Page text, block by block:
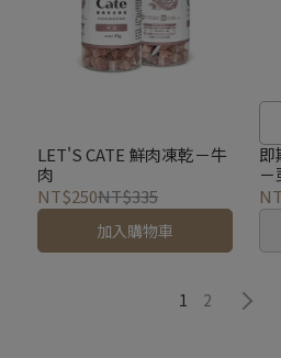
LET'S CATE 鮮肉凍乾－牛
肉
NT$250NT$335
加入購物車
即
－
1 2